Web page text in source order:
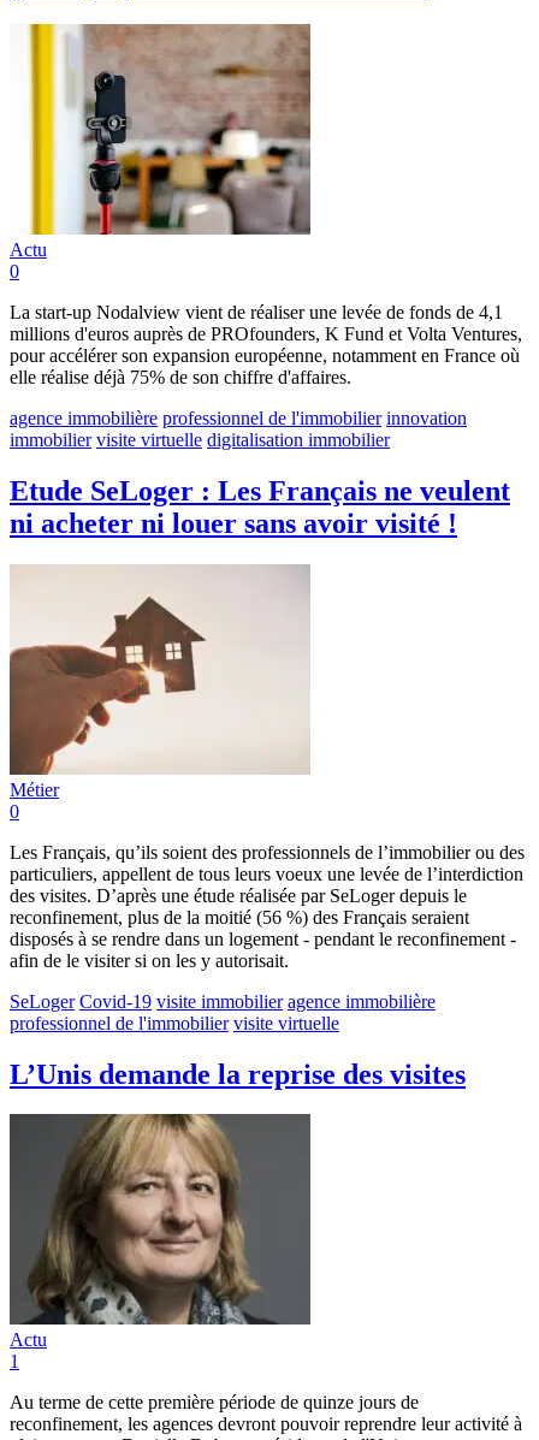
Actu
0
La start-up Nodalview vient de réaliser une levée de fonds de 4,1
millions d'euros auprès de PROfounders, K Fund et Volta Ventures,
pour accélérer son expansion européenne, notamment en France où
elle réalise déjà 75% de son chiffre d'affaires.
agence immobilière professionnel de l'immobilier innovation
immobilier visite virtuelle digitalisation immobilier
Etude SeLoger : Les Français ne veulent
ni acheter ni louer sans avoir visité !
Métier
0
Les Français, qu’ils soient des professionnels de l’immobilier ou des
particuliers, appellent de tous leurs voeux une levée de l’interdiction
des visites. D’après une étude réalisée par SeLoger depuis le
reconfinement, plus de la moitié (56 %) des Français seraient
disposés à se rendre dans un logement - pendant le reconfinement -
afin de le visiter si on les y autorisait.
SeLoger Covid-19 visite immobilier agence immobilière
professionnel de l'immobilier visite virtuelle
L’Unis demande la reprise des visites
Actu
1
Au terme de cette première période de quinze jours de
reconfinement, les agences devront pouvoir reprendre leur activité à